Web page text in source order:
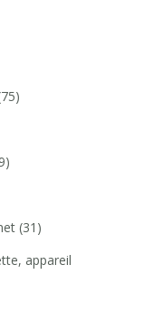
(31)
appareil